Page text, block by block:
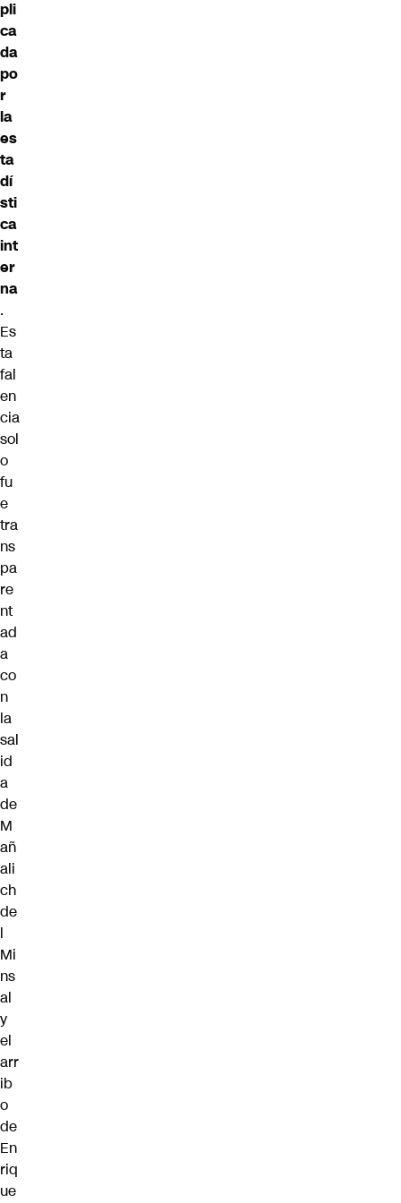
pli
ca
da
po
r
la
es
ta
dí
sti
ca
int
er
na
.
Es
ta
fal
en
cia
sol
o
fu
e
tra
ns
pa
re
nt
ad
a
co
n
la
sal
id
a
de
M
añ
ali
ch
de
l
Mi
ns
al
y
el
arr
ib
o
de
En
riq
ue